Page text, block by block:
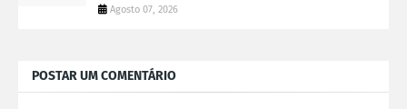
Agosto 07, 2026
POSTAR UM COMENTÁRIO